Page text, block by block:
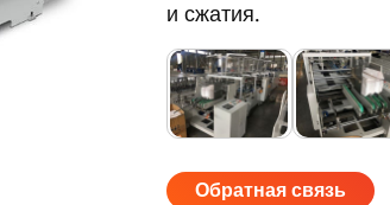
и сжатия.
Обратная связь